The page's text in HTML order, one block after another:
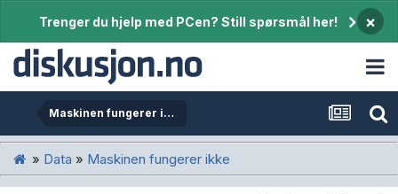
Trenger du hjelp med PCen? Still spørsmål her! ×
Maskinen fungerer ikke
» Data » Maskinen fungerer ikke